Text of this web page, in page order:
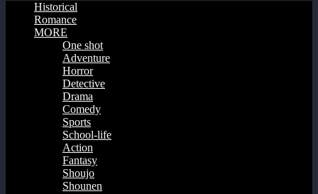
Historical
Romance
MORE
One shot
Adventure
Horror
Detective
Drama
Comedy
Sports
School-life
Action
Fantasy
Shoujo
Shounen